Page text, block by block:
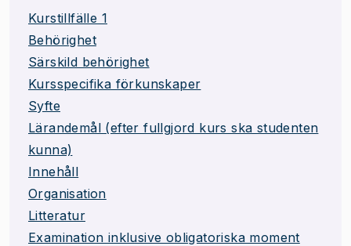
Kurstillfälle 1
Behörighet
Särskild behörighet
Kursspecifika förkunskaper
Syfte
Lärandemål (efter fullgjord kurs ska studenten
kunna)
Innehåll
Organisation
Litteratur
Examination inklusive obligatoriska moment